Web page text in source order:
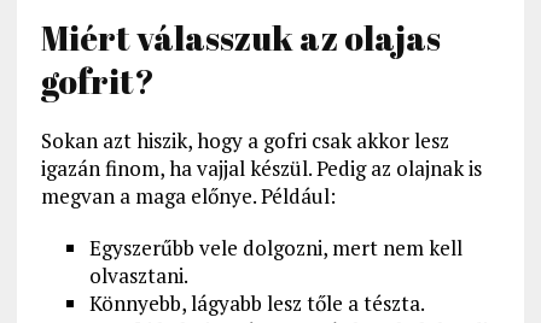
Miért válasszuk az olajas
gofrit?
Sokan azt hiszik, hogy a gofri csak akkor lesz
igazán finom, ha vajjal készül. Pedig az olajnak is
megvan a maga előnye. Például:
Egyszerűbb vele dolgozni, mert nem kell
olvasztani.
Könnyebb, lágyabb lesz tőle a tészta.